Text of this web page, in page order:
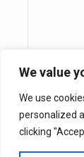
We value
We use
personalized
clicking